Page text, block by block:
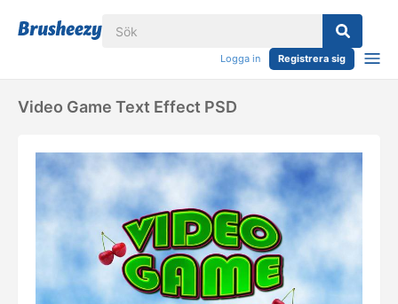
Logga in Registrera sig
Video Game Text Effect PSD